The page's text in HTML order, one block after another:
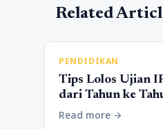
Related
PENDIDIKAN
Tips Lolos Ujian
dari Tahun ke
Read more arrow_forward